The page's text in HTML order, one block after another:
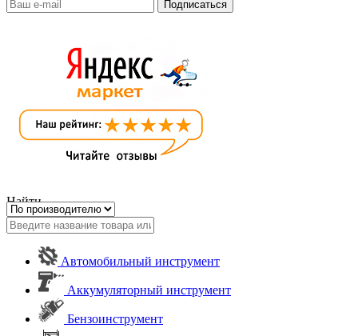
Найти
Автомобильный инструмент
Аккумуляторный инструмент
Бензоинструмент